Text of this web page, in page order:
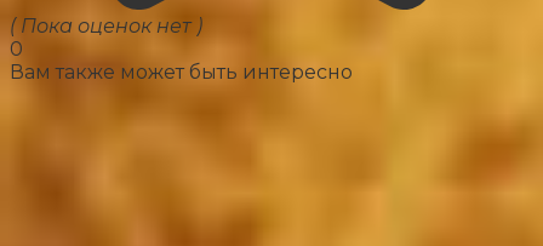
( Пока оценок нет )
0
Вам также может быть интересно